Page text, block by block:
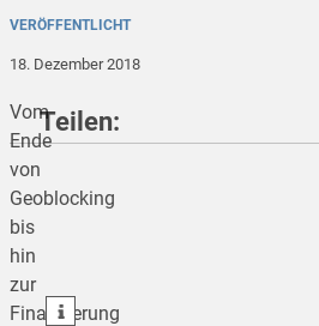
VERÖFFENTLICHT
18. Dezember 2018
Vom
Ende
von
Geoblocking
bis
hin
zur
Finanzierung
Teilen:
teilen